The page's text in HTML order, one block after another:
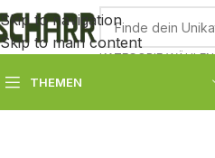
Skip to navigation
Skip to main content
KATEGORIE WÄHLEN
THEMEN